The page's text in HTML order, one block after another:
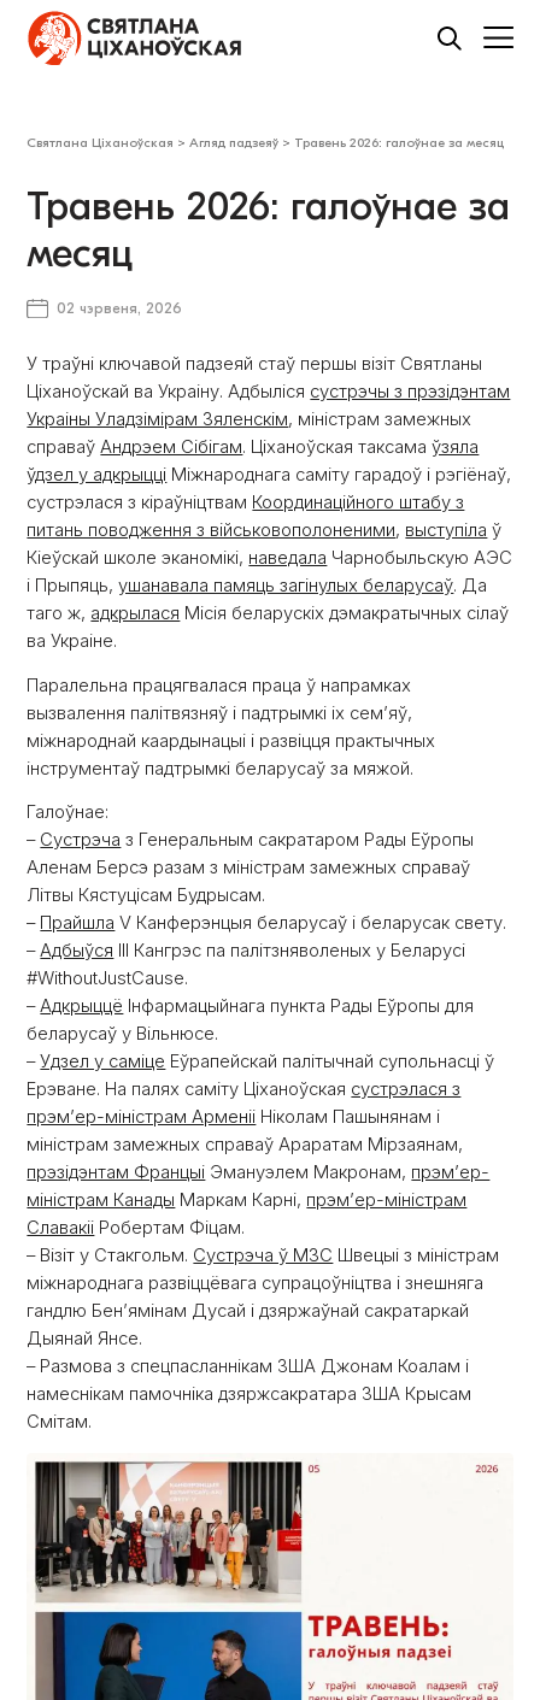
Святлана Ціханоўская >Агляд падзеяў > Травень 2026: галоўнае за месяц
Травень 2026: галоўнае за
месяц
02 чэрвеня, 2026
У траўні ключавой падзеяй стаў першы візіт Святланы
Ціханоўскай ва Украіну. Адбыліся сустрэчы з прэзідэнтам
Украіны Уладзімірам Зяленскім, міністрам замежных
справаўАндрэем Сібігам. Ціханоўская таксамаўзяла
ўдзел у адкрыцці Міжнароднага саміту гарадоў і рэгіёнаў,
сустрэлася з кіраўніцтвам Координаційного штабу з
питань поводження з військовополоненими, выступіла ў
Кіеўскай школе эканомікі, наведала Чарнобыльскую АЭС
і Прыпяць,ушанавала памяць загінулых беларусаў. Да
таго ж, адкрылася Місія беларускіх дэмакратычных сілаў
ва Украіне.
Паралельна працягвалася праца ў напрамках
вызвалення палітвязняў і падтрымкі іх сем’яў,
міжнароднай каардынацыі і развіцця практычных
інструментаў падтрымкі беларусаў за мяжой.
Галоўнае:
– Сустрэча з Генеральным сакратаром Рады Еўропы
Аленам Берсэ разам з міністрам замежных справаў
Літвы Кястуцісам Будрысам.
– Прайшла V Канферэнцыя беларусаў і беларусак свету.
–Адбыўся ІІІ Кангрэс па палітзняволеных у Беларусі
#WithoutJustCause.
–Адкрыццё Інфармацыйнага пункта Рады Еўропы для
беларусаў у Вільнюсе.
–Удзел у саміце Еўрапейскай палітычнай супольнасці ў
Ерэване. На палях саміту Ціханоўская сустрэлася з
прэм’ер-міністрам Арменіі Ніколам Пашынянам і
міністрам замежных справаў Араратам Мірзаянам,
прэзідэнтам Францыі Эмануэлем Макронам, прэм’ер-
міністрам Канады Маркам Карні, прэм’ер-міністрам
Славакіі Робертам Фіцам.
– Візіт у Стакгольм. Сустрэча ў МЗС Швецыі з міністрам
міжнароднага развіццёвага супрацоўніцтва і знешняга
гандлю Бен’ямінам Дусай і дзяржаўнай сакратаркай
Дыянай Янсе.
– Размова з спецпасланнікам ЗША Джонам Коалам і
намеснікам памочніка дзяржсакратара ЗША Крысам
Смітам.